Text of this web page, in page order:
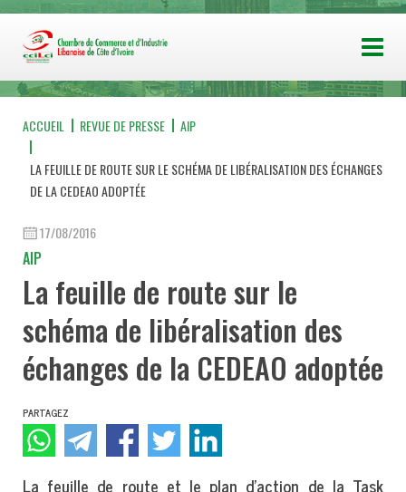
ACCUEIL REVUE DE PRESSE AIP
LA FEUILLE DE ROUTE SUR LE SCHÉMA DE LIBÉRALISATION DES ÉCHANGES
DE LA CEDEAO ADOPTÉE
17/08/2016
AIP
La feuille de route sur le
schéma de libéralisation des
échanges de la CEDEAO adoptée
PARTAGEZ
La feuille de route et le plan d’action de la Task